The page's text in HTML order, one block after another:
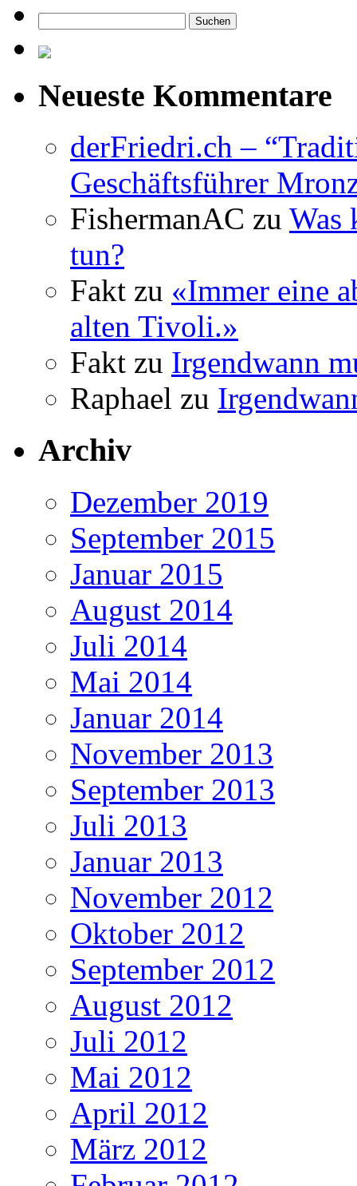
nach:
Neueste Kommentare
derFriedri.ch –
Geschäftsführer
FishermanAC zu Was
tun?
Fakt zu «Immer eine
alten Tivoli.»
Fakt zu Irgendwann
Raphael zu
Archiv
Dezember 2019
September 2015
Januar 2015
August 2014
Juli 2014
Mai 2014
Januar 2014
November 2013
September 2013
Juli 2013
Januar 2013
November 2012
Oktober 2012
September 2012
August 2012
Juli 2012
Mai 2012
April 2012
März 2012